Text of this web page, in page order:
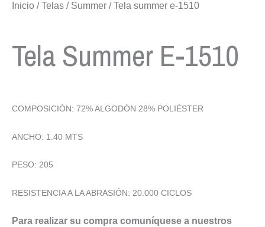
Inicio /Telas / Summer / Tela summer e-1510
Tela Summer E-1510
COMPOSICIÓN: 72% ALGODÓN 28% POLIÉSTER
ANCHO: 1.40 MTS
PESO: 205
RESISTENCIA A LA ABRASIÓN: 20.000 CICLOS
Para realizar su compra comuníquese a nuestros